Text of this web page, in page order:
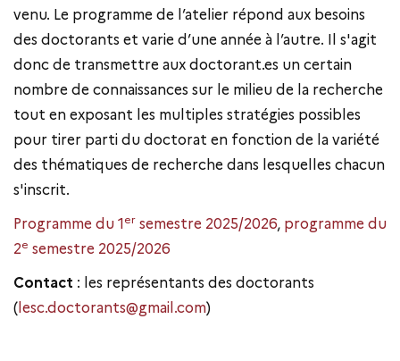
venu. Le programme de l’atelier répond aux besoins
des doctorants et varie d’une année à l’autre. Il s'agit
donc de transmettre aux doctorant.es un certain
nombre de connaissances sur le milieu de la recherche
tout en exposant les multiples stratégies possibles
pour tirer parti du doctorat en fonction de la variété
des thématiques de recherche dans lesquelles chacun
s'inscrit.
Programme du 1er semestre 2025/2026, programme du
2e semestre 2025/2026
Contact : les représentants des doctorants
( lesc.doctorants@gmail.com)